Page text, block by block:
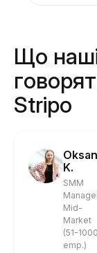
Що
Stripo
K.
SMM
Mid-
Market
(51-1000
emp.)